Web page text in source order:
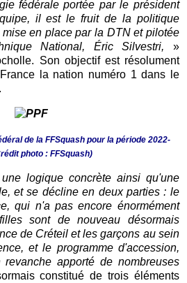
fédérale portée par le président
il est le fruit de la politique
en place par la DTN et pilotée
National, Éric Silvestri, »
Son objectif est résolument
la nation numéro 1 dans le
de la FFSquash pour la période 2022-
photo : FFSquash)
logique concrète ainsi qu'une
et se décline en deux parties : le
qui n'a pas encore énormément
sont de nouveau désormais
de Créteil et les garçons au sein
et le programme d'accession,
apporté de nombreuses
constitué de trois éléments